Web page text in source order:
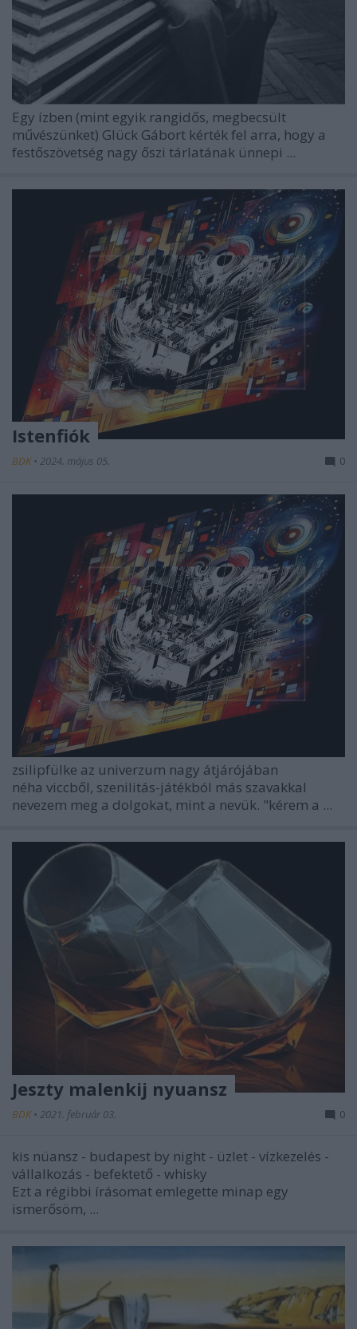
Egy ízben (mint egyik rangidős, megbecsült
művészünket) Glück Gábort kérték fel arra, hogy a
festőszövetség nagy őszi tárlatának ünnepi ...
Istenfiók
BDK • 2024. május 05. 0
zsilipfülke az univerzum nagy átjárójában
néha viccből, szenilitás-játékból más szavakkal
nevezem meg a dolgokat, mint a nevük. "kérem a ...
Jeszty malenkij nyuansz
BDK • 2021. február 03. 0
kis nüansz - budapest by night - üzlet - vízkezelés -
vállalkozás - befektető - whisky
Ezt a régibbi írásomat emlegette minap egy
ismerősöm, ...